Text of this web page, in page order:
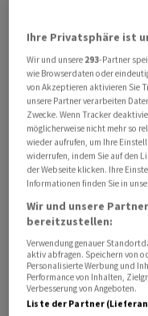
In der Europäischen
«Financial Times»
die frühere
ehemalige Präsident
(EZB), Mario Draghi,
möglichen
Präsidenten
Die Zeitung beruft
EU-Aussenminister
Treffen auf Zypern
Gespräche empfehlen
Ihre Privatsphäre ist
Wir und unsere 293-Partner
wie Browserdaten oder
von Akzeptieren aktivieren Sie
unsere Partner verarbeiten
Zwecke. Wenn Tracker
möglicherweise nicht mehr so
wieder aufrufen, um Ihre
widerrufen, indem Sie auf den
der Webseite klicken. Ihre
Informationen finden Sie in
Wir und unsere
bereitzustellen:
Verwendung genauer
aktiv abfragen. Speichern von
Personalisierte Werbung und
Performance von Inhalten,
Verbesserung von Angeboten.
Liste der Partner